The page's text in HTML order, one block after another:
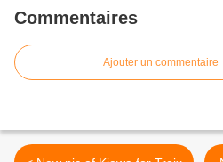
Commentaires
Ajouter un commentaire